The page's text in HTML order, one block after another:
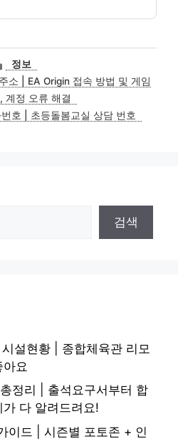
카
테
고
리
정보
소 | EA Origin 접속 방법 및 게임
계정 오류 해결
호 | 초등돌봄교실 상담 번호
검색
설현황 | 종합체육관 리모
요
정리 | 출석요구서부터 합
다 알려드려요!
이드 | 시즌별 포토존 + 인